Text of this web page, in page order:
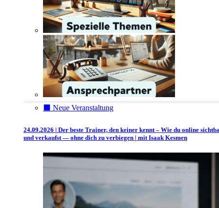
⬛️ Neue Veranstaltung
24.09.2026 | Der beste Trainer, den keiner kennt – Wie du online
und verkaufst — ohne dich zu verbiegen | mit Isaak Kesmen